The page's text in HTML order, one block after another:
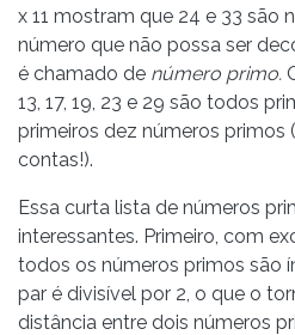
x 11 mostram que 24 e 33 são
número que não possa ser
é chamado de número primo.
13, 17, 19, 23 e 29 são todos
primeiros dez números primos
contas!).
Essa curta lista de números
interessantes. Primeiro, com
todos os números primos são
par é divisível por 2, o que o
distância entre dois números